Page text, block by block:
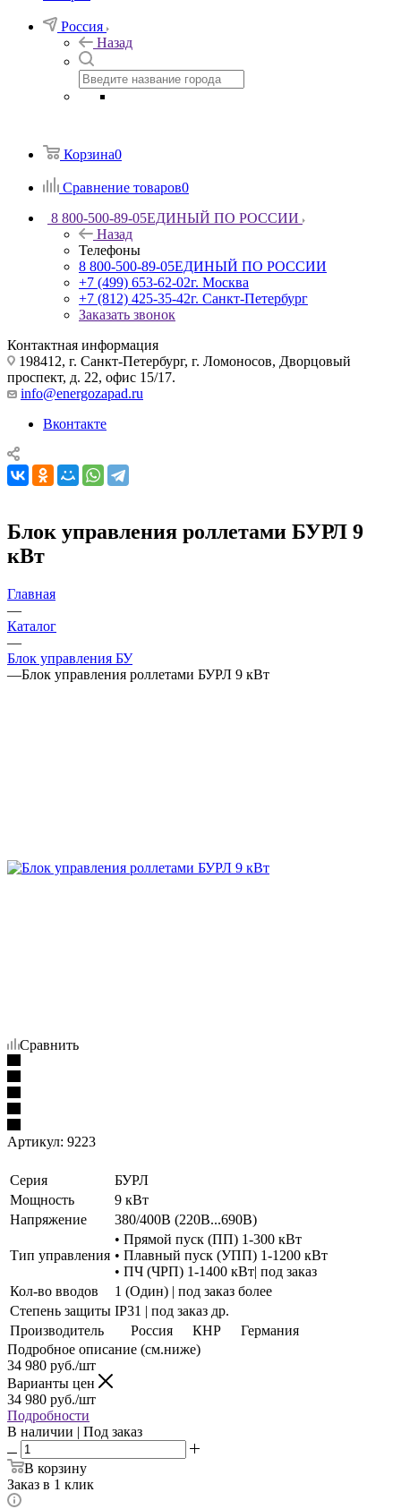
Россия
Назад
Корзина0
Сравнение товаров0
8 800-500-89-05ЕДИНЫЙ ПО РОССИИ
Назад
Телефоны
8 800-500-89-05ЕДИНЫЙ ПО РОССИИ
+7 (499) 653-62-02г. Москва
+7 (812) 425-35-42г. Санкт-Петербург
Заказать звонок
Контактная информация
198412, г. Санкт-Петербург, г. Ломоносов, Дворцовый
проспект, д. 22, офис 15/17.
info@energozapad.ru
Вконтакте
Блок управления роллетами БУРЛ 9
кВт
Главная
—
Каталог
—
Блок управления БУ
—Блок управления роллетами БУРЛ 9 кВт
Сравнить
Артикул: 9223
Серия
БУРЛ
Мощность
9 кВт
Напряжение
380/400В (220В...690В)
Тип управления
• Прямой пуск (ПП) 1-300 кВт
• Плавный пуск (УПП) 1-1200 кВт
• ПЧ (ЧРП) 1-1400 кВт| под заказ
Кол-во вводов
1 (Один) | под заказ более
Степень защиты IP31 | под заказ др.
Производитель
Россия КНР
Германия
Подробное описание (см.ниже)
34 980 руб./шт
Варианты цен
34 980 руб./шт
Подробности
В наличии | Под заказ
В корзину
Заказ в 1 клик